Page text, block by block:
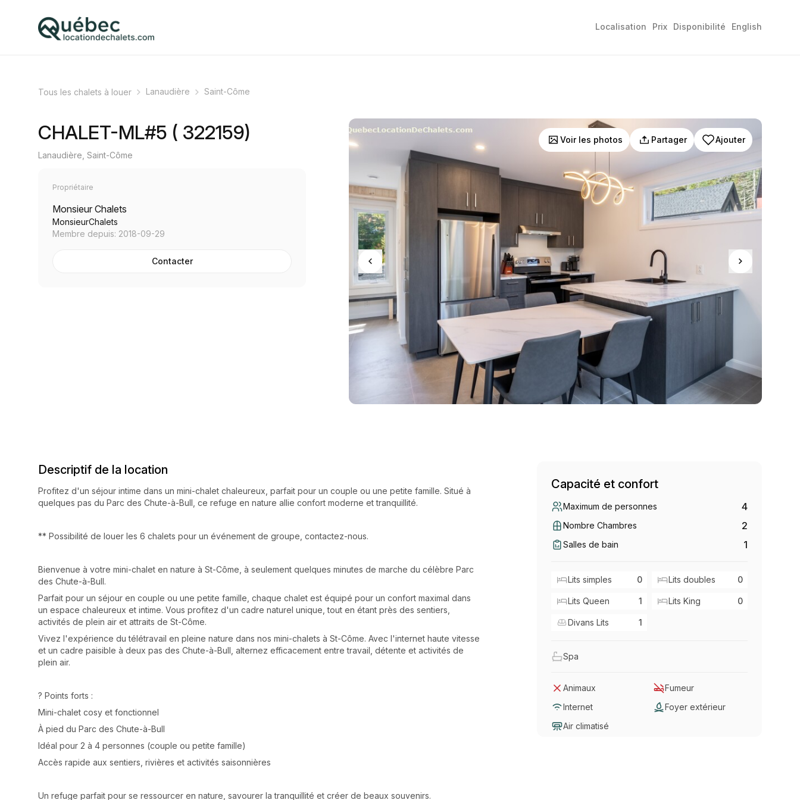
Localisation Prix Disponibilité English
Tous les chalets à louer Lanaudière Saint-Côme
CHALET-ML#5 ( 322159)
Lanaudière, Saint-Côme
Propriétaire
Monsieur Chalets
MonsieurChalets
Membre depuis: 2018-09-29
Contacter
Voir les photos Partager Ajouter
Descriptif de la location
Profitez d'un séjour intime dans un mini-chalet chaleureux, parfait pour un couple ou une petite famille. Situé à
quelques pas du Parc des Chute-à-Bull, ce refuge en nature allie confort moderne et tranquillité.
** Possibilité de louer les 6 chalets pour un événement de groupe, contactez-nous.
Bienvenue à votre mini-chalet en nature à St-Côme, à seulement quelques minutes de marche du célèbre Parc
des Chute-à-Bull.
Parfait pour un séjour en couple ou une petite famille, chaque chalet est équipé pour un confort maximal dans
un espace chaleureux et intime. Vous profitez d'un cadre naturel unique, tout en étant près des sentiers,
activités de plein air et attraits de St-Côme.
Vivez l'expérience du télétravail en pleine nature dans nos mini-chalets à St-Côme. Avec l'internet haute vitesse
et un cadre paisible à deux pas des Chute-à-Bull, alternez efficacement entre travail, détente et activités de
plein air.
? Points forts :
Mini-chalet cosy et fonctionnel
À pied du Parc des Chute-à-Bull
Idéal pour 2 à 4 personnes (couple ou petite famille)
Accès rapide aux sentiers, rivières et activités saisonnières
Un refuge parfait pour se ressourcer en nature, savourer la tranquillité et créer de beaux souvenirs.
Capacité et confort
Maximum de personnes 4
Nombre Chambres 2
Salles de bain 1
Lits simples 0 Lits doubles 0
Lits Queen 1 Lits King 0
Divans Lits 1
Spa
Animaux
Fumeur
Internet
Foyer extérieur
Air climatisé